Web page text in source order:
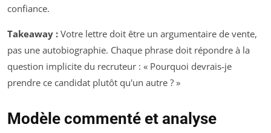
confiance.
Takeaway : Votre lettre doit être un argumentaire de vente,
pas une autobiographie. Chaque phrase doit répondre à la
question implicite du recruteur : « Pourquoi devrais-je
prendre ce candidat plutôt qu'un autre ? »
Modèle commenté et analyse